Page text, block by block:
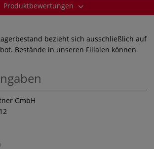
Produktbewertungen
bezieht sich ausschließlich auf
Bestände in unseren Filialen können
GmbH